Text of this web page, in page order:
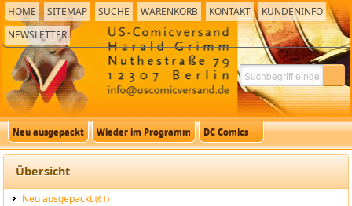
HOME SITEMAP SUCHE WARENKORB KONTAKT
KUNDENINFO
NEWSLETTER
Neu ausgepackt Wieder im Programm DC Comics
Übersicht
Neu ausgepackt(61)